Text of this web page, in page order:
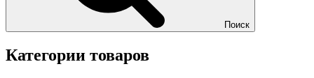
Поиск
Категории товаров